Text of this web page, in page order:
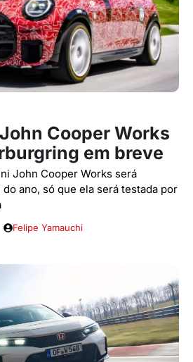
Cooper Works
em breve
John Cooper Works será
ano, só que ela será testada por
Felipe Yamauchi